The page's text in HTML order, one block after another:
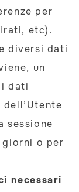
per
etc).
diversi dati
un
dati
sessione
o per
necessari